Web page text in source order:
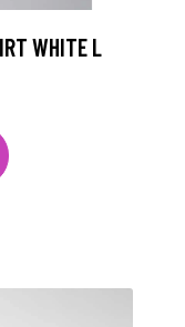
WHITE L